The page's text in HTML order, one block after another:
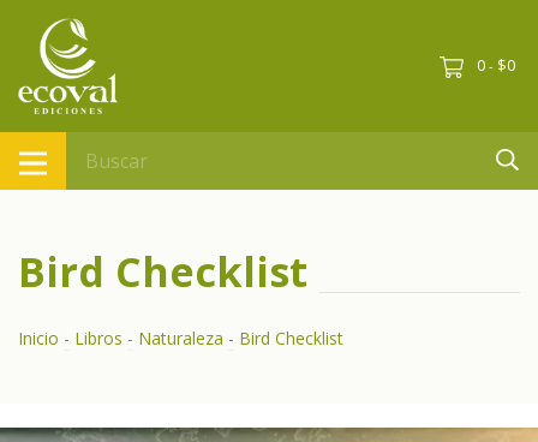
0 - $0
Bird Checklist
Inicio - Libros - Naturaleza - Bird Checklist